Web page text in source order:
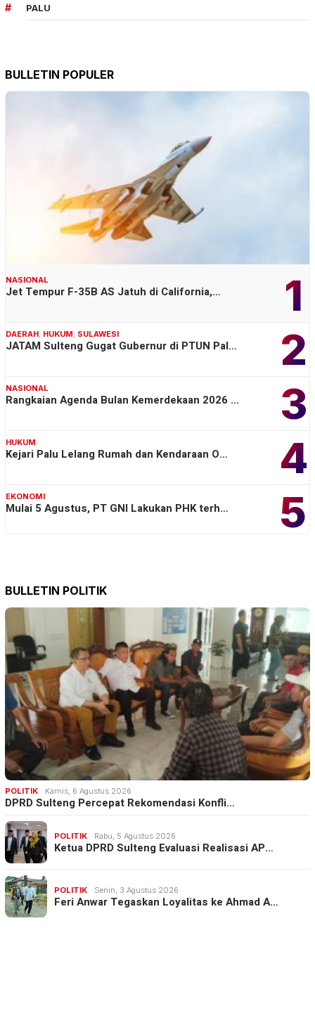
PALU
BULLETIN POPULER
1
NASIONAL
Jet Tempur F-35B AS Jatuh di California,…
2
DAERAH, HUKUM, SULAWESI
JATAM Sulteng Gugat Gubernur di PTUN Pal…
3
NASIONAL
Rangkaian Agenda Bulan Kemerdekaan 2026 …
4
HUKUM
Kejari Palu Lelang Rumah dan Kendaraan O…
5
EKONOMI
Mulai 5 Agustus, PT GNI Lakukan PHK terh…
BULLETIN POLITIK
POLITIK Kamis, 6 Agustus 2026
DPRD Sulteng Percepat Rekomendasi Konfli…
POLITIK Rabu, 5 Agustus 2026
Ketua DPRD Sulteng Evaluasi Realisasi AP…
POLITIK Senin, 3 Agustus 2026
Feri Anwar Tegaskan Loyalitas ke Ahmad A…